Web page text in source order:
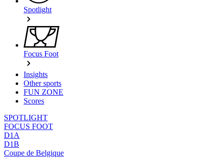
Spotlight
Focus Foot
Insights
Other sports
FUN ZONE
Scores
SPOTLIGHT
FOCUS FOOT
D1A
D1B
Coupe de Belgique